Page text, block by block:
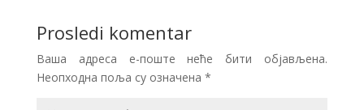
Prosledi komentar
Ваша адреса е-поште неће бити објављена.
Неопходна поља су означена *